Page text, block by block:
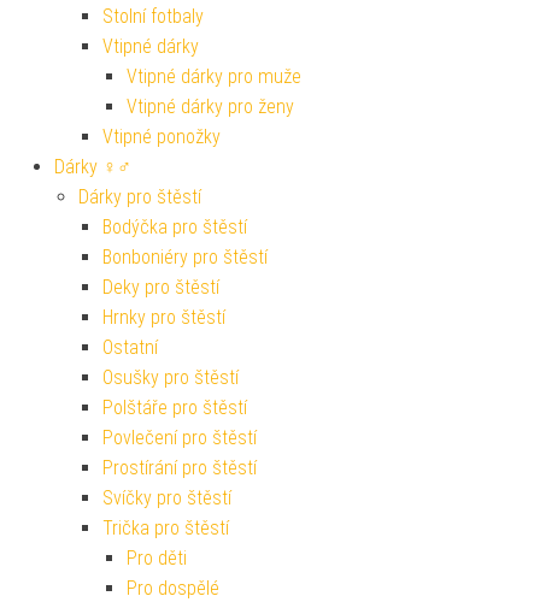
Stolní fotbaly
Vtipné dárky
Vtipné dárky pro muže
Vtipné dárky pro ženy
Vtipné ponožky
Dárky ♀♂
Dárky pro štěstí
Bodýčka pro štěstí
Bonboniéry pro štěstí
Deky pro štěstí
Hrnky pro štěstí
Ostatní
Osušky pro štěstí
Polštáře pro štěstí
Povlečení pro štěstí
Prostírání pro štěstí
Svíčky pro štěstí
Trička pro štěstí
Pro děti
Pro dospělé